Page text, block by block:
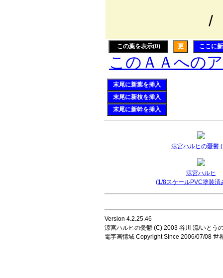
/ /: : : :
この葉を表示(0) 更 ここに
このＡＡへの
末尾に新葉を挿入
末尾に新枝を挿入
末尾に新幹を挿入
涼宮ハルヒの憂鬱
涼宮ハルヒ
(1/8スケールPVC塗装済
Version 4.2.25.46
涼宮ハルヒの憂鬱 (C) 2003 谷川 流/いとう
電字画情域 Copyright Since 2006/07/08 世